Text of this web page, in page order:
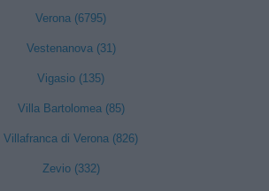
Verona (6795)
Vestenanova (31)
Vigasio (135)
Villa Bartolomea (85)
Villafranca di Verona (826)
Zevio (332)